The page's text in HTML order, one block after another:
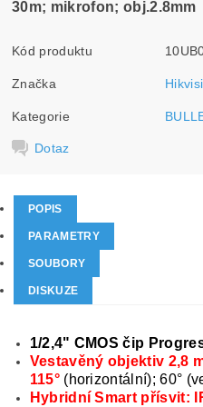
30m; mikrofon; obj.2.8mm
Kód produktu
Značka
Kategorie
Dotaz
POPIS
PARAMETRY
SOUBORY
DISKUZE
1/2,4" CMOS čip
Vestavěný objektiv 2,8
115° (horizontální); 60°
Hybridní Smart přísvit: